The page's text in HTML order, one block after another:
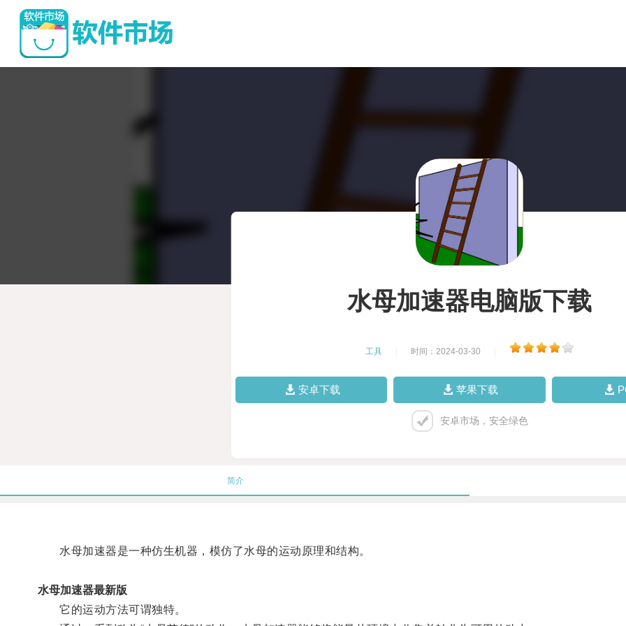
水母加速器电脑版下载
工具 时间：2024-03-30
安卓下载 苹果下载
安卓市场，安全绿色
简介
水母加速器是一种仿生机器，模仿了水母的运动原理和结构。
水母加速器最新版
它的运动方法可谓独特。